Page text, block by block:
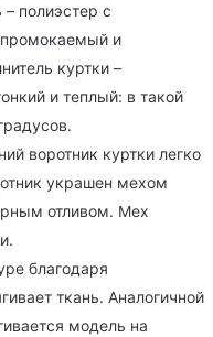
полиэстер с
и
куртки –
и теплый: в такой
воротник куртки легко
украшен мехом
отливом. Мех
благодаря
ткань. Аналогичной
модель на